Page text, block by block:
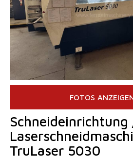
Schneideinrichtung
TruLaser 5030